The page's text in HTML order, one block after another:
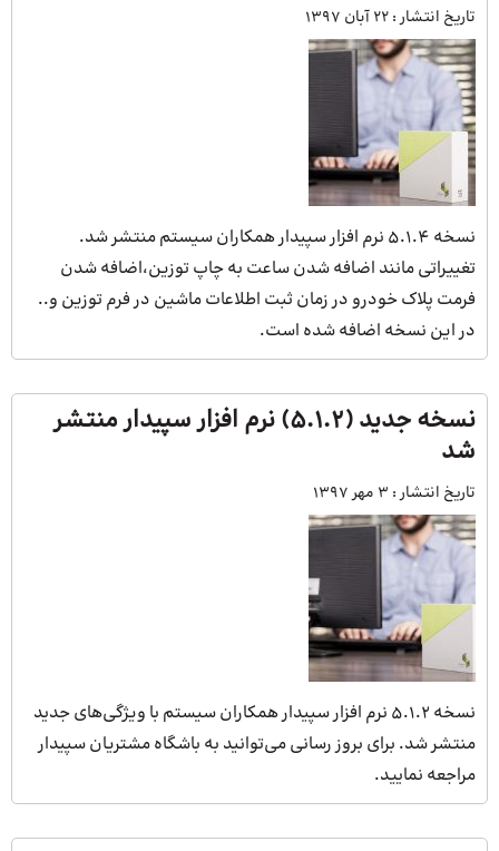
تاریخ انتشار : 22 آبان 1397
نسخه 5.1.4 نرم افزار سپیدار همکاران سیستم منتشر شد.
تغییراتی مانند اضافه شدن ساعت به چاپ توزین،اضافه شدن
فرمت پلاک خودرو در زمان ثبت اطلاعات ماشین در فرم توزین و..
در این نسخه اضافه شده است.
نسخه جدید (۵.۱.۲) نرم افزار سپیدار منتشر
شد
تاریخ انتشار : 3 مهر 1397
نسخه ۵.۱.۲ نرم افزار سپیدار همکاران سیستم با ویژگی‌های جدید
منتشر شد. برای بروز رسانی می‌توانید به باشگاه مشتریان سپیدار
مراجعه نمایید.